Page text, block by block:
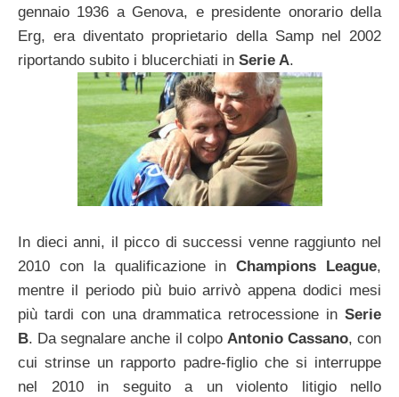
gennaio 1936 a Genova, e presidente onorario della
Erg, era diventato proprietario della Samp nel 2002
riportando subito i blucerchiati in Serie A.
In dieci anni, il picco di successi venne raggiunto nel
2010 con la qualificazione inChampions League,
mentre il periodo più buio arrivò appena dodici mesi
più tardi con una drammatica retrocessione in Serie
B. Da segnalare anche il colpo Antonio Cassano, con
cui strinse un rapporto padre-figlio che si interruppe
nel 2010 in seguito a un violento litigio nello